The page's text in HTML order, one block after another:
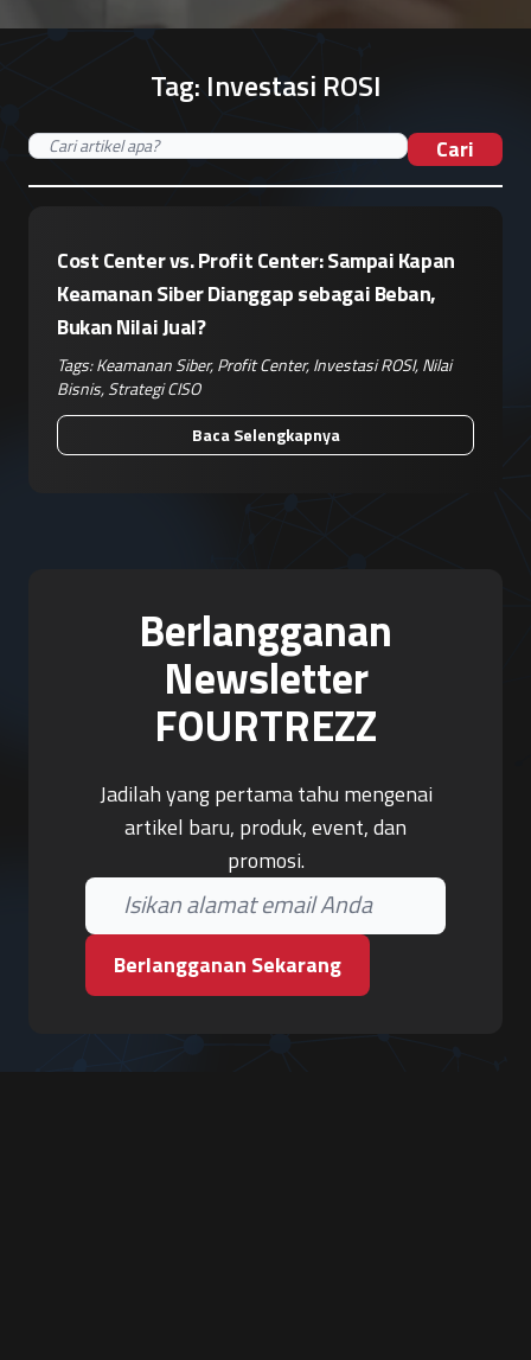
Tag: Investasi ROSI
Cari
Cost Center vs. Profit Center: Sampai Kapan
Keamanan Siber Dianggap sebagai Beban,
Bukan Nilai Jual?
Tags:Keamanan Siber,Profit Center,Investasi ROSI,Nilai
Bisnis,Strategi CISO
Baca Selengkapnya
Berlangganan
Newsletter
FOURTREZZ
Jadilah yang pertama tahu mengenai
artikel baru, produk, event, dan
promosi.
Berlangganan Sekarang